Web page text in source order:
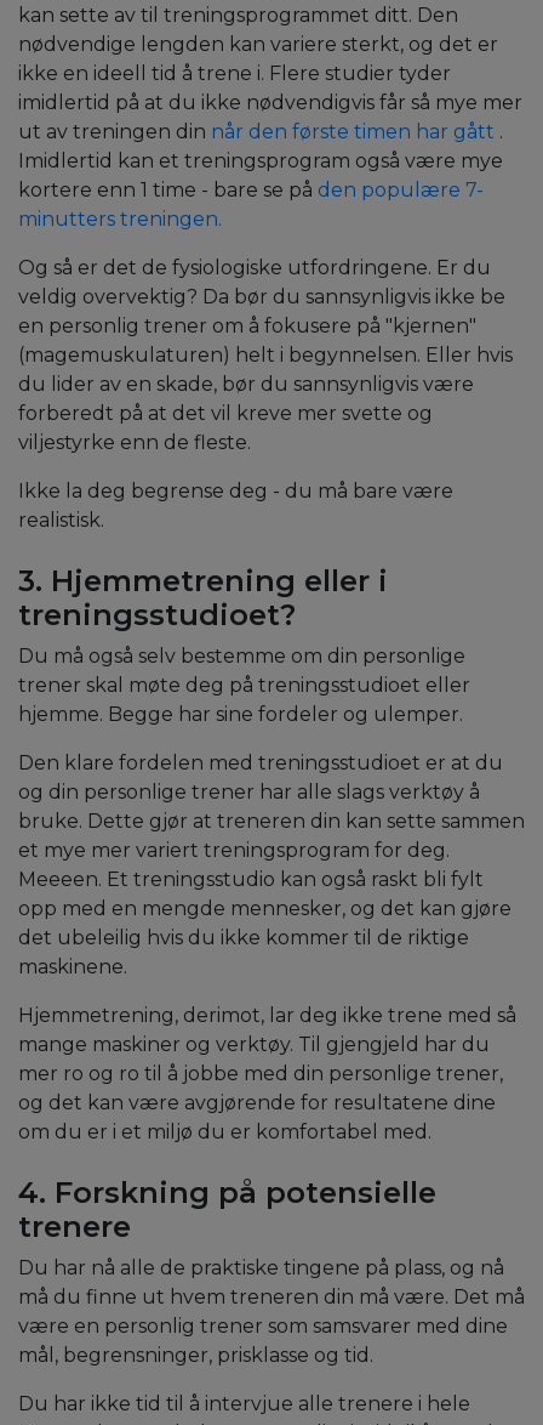
kan sette av til treningsprogrammet ditt. Den
nødvendige lengden kan variere sterkt, og det er
ikke en ideell tid å trene i. Flere studier tyder
imidlertid på at du ikke nødvendigvis får så mye mer
ut av treningen din når den første timen har gått .
Imidlertid kan et treningsprogram også være mye
kortere enn 1 time - bare se på den populære 7-
minutters treningen.
Og så er det de fysiologiske utfordringene. Er du
veldig overvektig? Da bør du sannsynligvis ikke be
en personlig trener om å fokusere på "kjernen"
(magemuskulaturen) helt i begynnelsen. Eller hvis
du lider av en skade, bør du sannsynligvis være
forberedt på at det vil kreve mer svette og
viljestyrke enn de fleste.
Ikke la deg begrense deg - du må bare være
realistisk.
3. Hjemmetrening eller i
treningsstudioet?
Du må også selv bestemme om din personlige
trener skal møte deg på treningsstudioet eller
hjemme. Begge har sine fordeler og ulemper.
Den klare fordelen med treningsstudioet er at du
og din personlige trener har alle slags verktøy å
bruke. Dette gjør at treneren din kan sette sammen
et mye mer variert treningsprogram for deg.
Meeeen. Et treningsstudio kan også raskt bli fylt
opp med en mengde mennesker, og det kan gjøre
det ubeleilig hvis du ikke kommer til de riktige
maskinene.
Hjemmetrening, derimot, lar deg ikke trene med så
mange maskiner og verktøy. Til gjengjeld har du
mer ro og ro til å jobbe med din personlige trener,
og det kan være avgjørende for resultatene dine
om du er i et miljø du er komfortabel med.
4. Forskning på potensielle
trenere
Du har nå alle de praktiske tingene på plass, og nå
må du finne ut hvem treneren din må være. Det må
være en personlig trener som samsvarer med dine
mål, begrensninger, prisklasse og tid.
Du har ikke tid til å intervjue alle trenere i hele